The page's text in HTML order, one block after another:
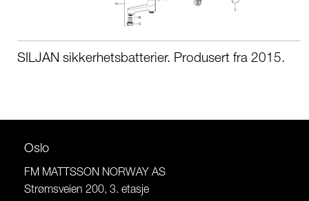
SILJAN sikkerhetsbatterier. Produsert fra 2015.
Oslo
FM MATTSSON NORWAY AS
Strømsveien 200, 3. etasje